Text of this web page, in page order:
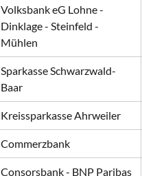
Volksbank eG Lohne -
Dinklage - Steinfeld -
Mühlen
Sparkasse Schwarzwald-
Baar
Kreissparkasse Ahrweiler
Commerzbank
Consorsbank - BNP Paribas